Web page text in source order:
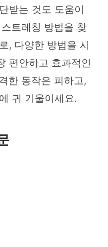
받는 것도 도움이
트레칭 방법을 찾
, 다양한 방법을 시
편안하고 효과적인
한 동작은 피하고,
귀 기울이세요.